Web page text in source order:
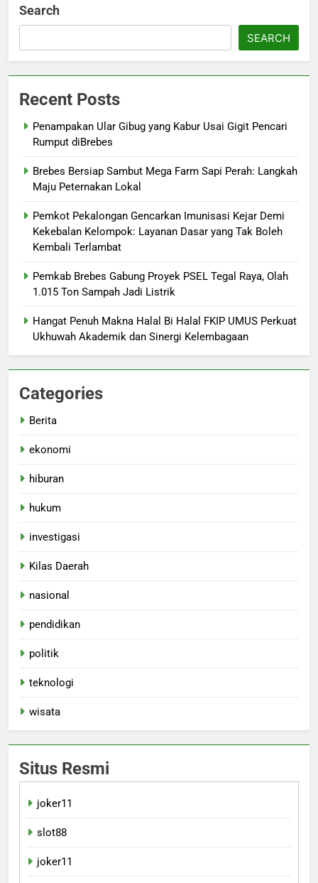
Search
SEARCH
Recent Posts
Penampakan Ular Gibug yang Kabur Usai Gigit Pencari
Rumput diBrebes
Brebes Bersiap Sambut Mega Farm Sapi Perah: Langkah
Maju Peternakan Lokal
Pemkot Pekalongan Gencarkan Imunisasi Kejar Demi
Kekebalan Kelompok: Layanan Dasar yang Tak Boleh
Kembali Terlambat
Pemkab Brebes Gabung Proyek PSEL Tegal Raya, Olah
1.015 Ton Sampah Jadi Listrik
Hangat Penuh Makna Halal Bi Halal FKIP UMUS Perkuat
Ukhuwah Akademik dan Sinergi Kelembagaan
Categories
Berita
ekonomi
hiburan
hukum
investigasi
Kilas Daerah
nasional
pendidikan
politik
teknologi
wisata
Situs Resmi
joker11
slot88
joker11